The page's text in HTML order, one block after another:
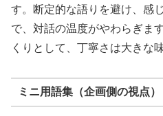
す。断定的な語りを避け、感
で、対話の温度がやわらぎま
くりとして、丁寧さは大きな
ミニ用語集（企画側の視点）